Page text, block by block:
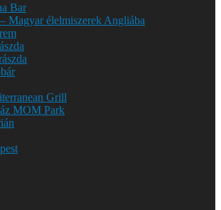
Bar
Magyar élelmiszerek Angliába
Grill
MOM Park